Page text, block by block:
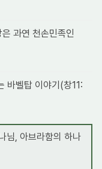
과연 천손민족인
바벨탑 이야기(창11:
님, 아브라함의 하나